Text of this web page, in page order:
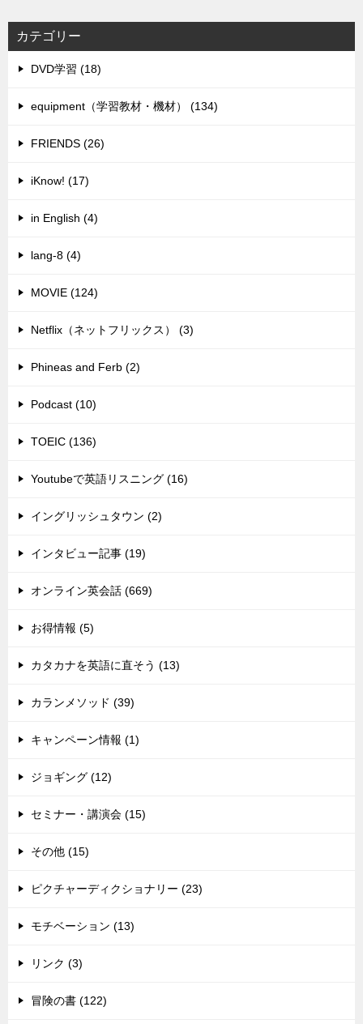
カテゴリー
DVD学習 (18)
equipment（学習教材・機材） (134)
FRIENDS (26)
iKnow! (17)
in English (4)
lang-8 (4)
MOVIE (124)
Netflix（ネットフリックス） (3)
Phineas and Ferb (2)
Podcast (10)
TOEIC (136)
Youtubeで英語リスニング (16)
イングリッシュタウン (2)
インタビュー記事 (19)
オンライン英会話 (669)
お得情報 (5)
カタカナを英語に直そう (13)
カランメソッド (39)
キャンペーン情報 (1)
ジョギング (12)
セミナー・講演会 (15)
その他 (15)
ピクチャーディクショナリー (23)
モチベーション (13)
リンク (3)
冒険の書 (122)